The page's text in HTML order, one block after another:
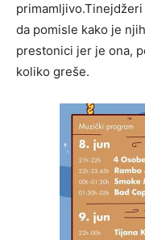
da pomisle kako je
prestonici jer je ona,
koliko greše.